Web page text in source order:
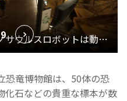
恐竜博物館は、50体の恐
化石などの貴重な標本が数